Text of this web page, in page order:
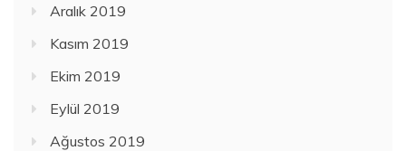
Aralık 2019
Kasım 2019
Ekim 2019
Eylül 2019
Ağustos 2019